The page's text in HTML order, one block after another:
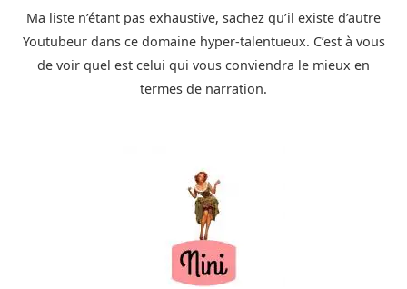
Ma liste n’étant pas exhaustive, sachez qu’il existe d’autre
Youtubeur dans ce domaine hyper-talentueux. C’est à vous
de voir quel est celui qui vous conviendra le mieux en
termes de narration.